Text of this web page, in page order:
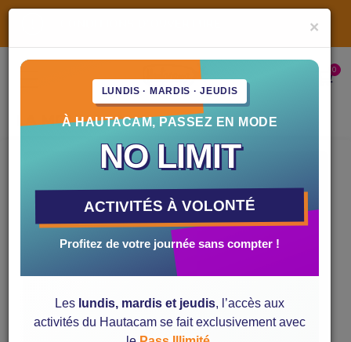
LA MOUNTAIN LUGE
La Zippy bike
La Mountain luge
L'Explor'Games
Horaires et ouvertures
Location de matériel
×
LUNDIS · MARDIS · JEUDIS
À HAUTACAM, PASSEZ EN MODE
NO LIMIT
ACTIVITÉS À VOLONTÉ
Profitez de votre journée sans compter !
Les lundis, mardis et jeudis, l’accès aux
activités du Hautacam se fait exclusivement avec